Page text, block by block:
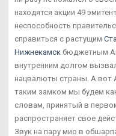
находятся акции 49
неспособность
справиться с растущим
Нижнекамск бюджетным
внутренним долгом
нацвалюты страны. А вот
таким замком мы будем
словам, принятый в
распространяет свое
Звук на пару мио в